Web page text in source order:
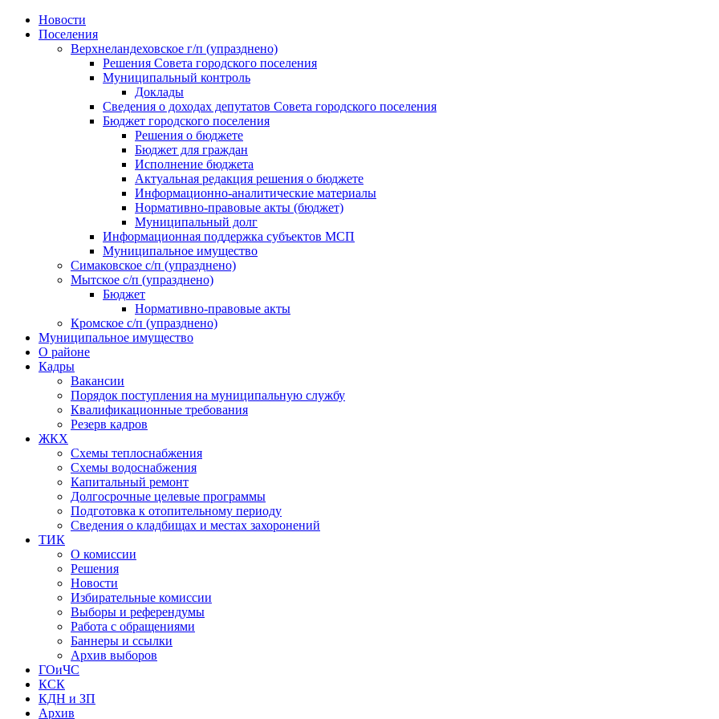
Skip
Новости
Поселения
Верхнеландеховское г/п (упразднено)
Решения Совета городского поселения
Муниципальный контроль
Доклады
Сведения о доходах депутатов Совета городского поселения
Бюджет городского поселения
Решения о бюджете
Бюджет для граждан
Исполнение бюджета
Актуальная редакция решения о бюджете
Информационно-аналитические материалы
Нормативно-правовые акты (бюджет)
Муниципальный долг
Информационная поддержка субъектов МСП
Муниципальное имущество
Симаковское с/п (упразднено)
Мытское с/п (упразднено)
Бюджет
Нормативно-правовые акты
Кромское с/п (упразднено)
Муниципальное имущество
О районе
Кадры
Вакансии
Порядок поступления на муниципальную службу
Квалификационные требования
Резерв кадров
ЖКХ
Схемы теплоснабжения
Схемы водоснабжения
Капитальный ремонт
Долгосрочные целевые программы
Подготовка к отопительному периоду
Сведения о кладбищах и местах захоронений
ТИК
О комиссии
Решения
Новости
Избирательные комиссии
Выборы и референдумы
Работа с обращениями
Баннеры и ссылки
Архив выборов
ГОиЧС
КСК
КДН и ЗП
Архив